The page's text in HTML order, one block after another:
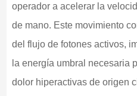
operador a acelerar la
de mano. Este movimiento
del flujo de fotones activos,
la energía umbral necesaria
dolor hiperactivas de origen